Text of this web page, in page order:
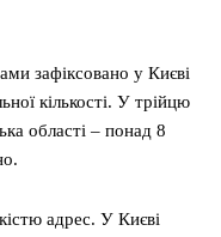
зафіксовано у Києві
кількості. У трійцю
області – понад 8
адрес. У Києві